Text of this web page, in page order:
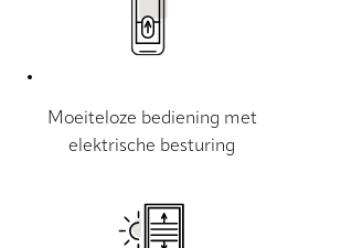
Moeiteloze bediening met
elektrische besturing